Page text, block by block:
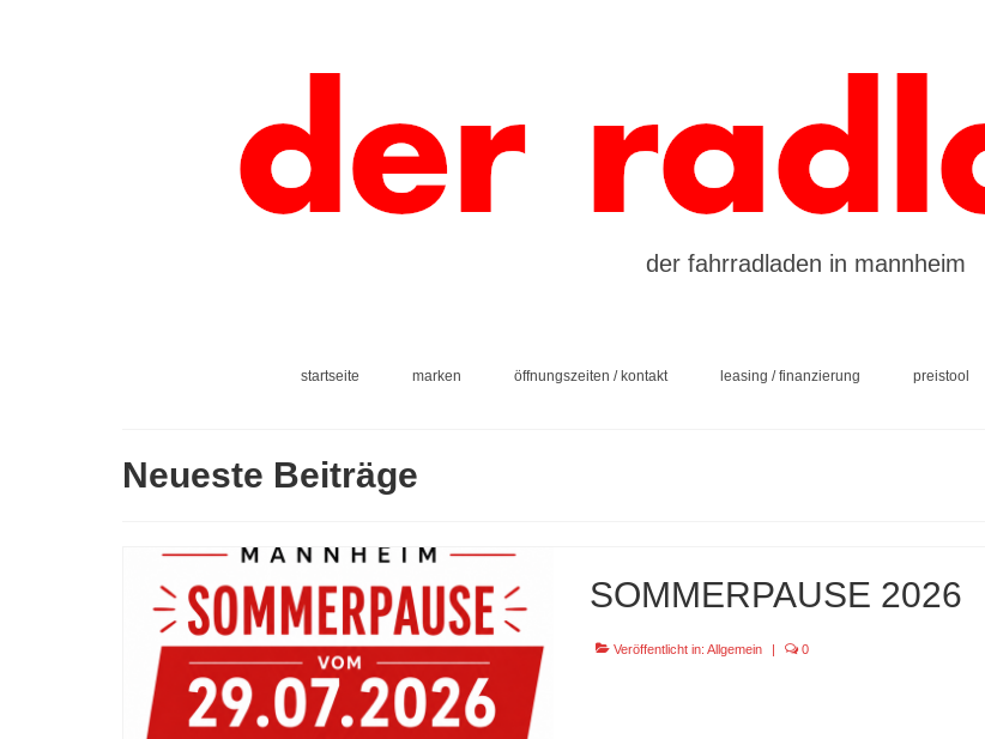
der fahrradladen in mannheim
startseite marken öffnungszeiten / kontakt leasing / finanzierung preistool
Neueste Beiträge
SOMMERPAUSE 2026
Veröffentlicht in:Allgemein | 0